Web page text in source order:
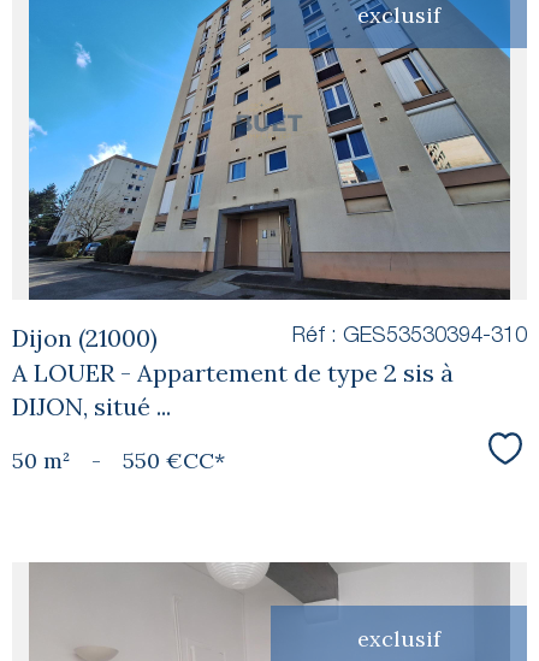
exclusif
voir le
bien
Dijon (21000)
A LOUER - Appartement de type 2 sis à
DIJON, situé ...
Réf : GES53530394-310
50 m² - 550 €CC*
exclusif